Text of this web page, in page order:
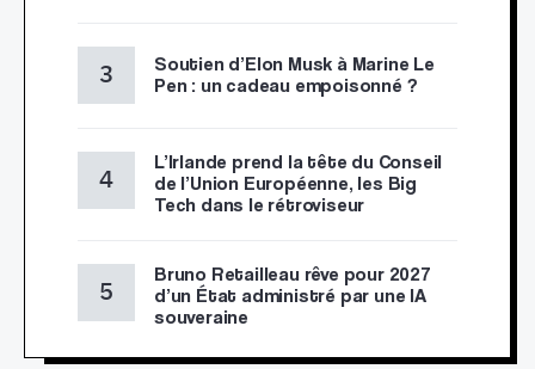
Soutien d’Elon Musk à Marine Le
Pen : un cadeau empoisonné ?
L’Irlande prend la tête du Conseil
de l’Union Européenne, les Big
Tech dans le rétroviseur
Bruno Retailleau rêve pour 2027
d’un État administré par une IA
souveraine